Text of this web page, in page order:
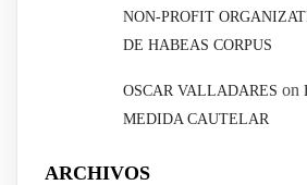
NON-PROFIT
DE HABEAS CORPUS
OSCAR VALLADARES on
MEDIDA CAUTELAR
ARCHIVOS